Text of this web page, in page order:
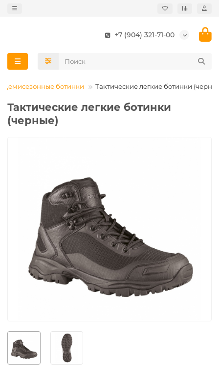
+7 (904) 321-71-00
Демисезонные ботинки Тактические легкие ботинки
Тактические легкие ботинки
(черные)